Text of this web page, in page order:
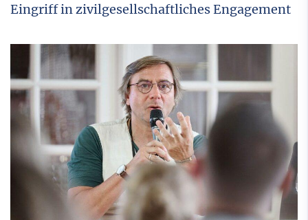
Eingriff in zivilgesellschaftliches Engagement